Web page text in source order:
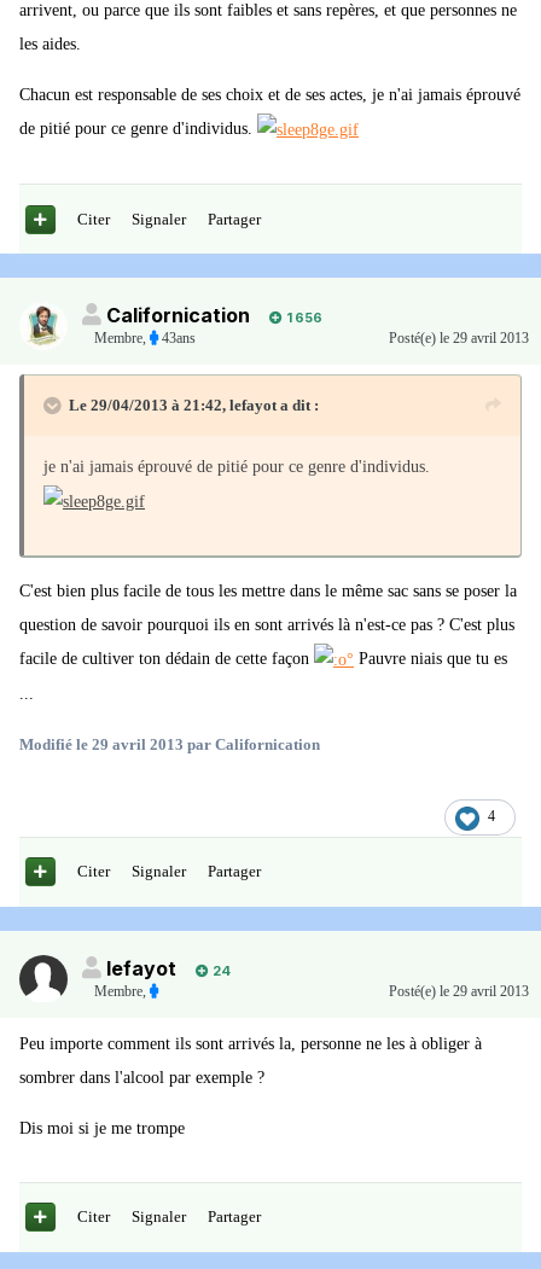
arrivent, ou parce que ils sont faibles et sans repères, et que personnes ne
les aides.
Chacun est responsable de ses choix et de ses actes, je n'ai jamais éprouvé
de pitié pour ce genre d'individus.
Citer Signaler Partager
Californication
1 656
Membre, 43ans Posté(e) le 29 avril 2013
Le 29/04/2013 à 21:42, lefayot a dit :
je n'ai jamais éprouvé de pitié pour ce genre d'individus.
C'est bien plus facile de tous les mettre dans le même sac sans se poser la
question de savoir pourquoi ils en sont arrivés là n'est-ce pas ? C'est plus
facile de cultiver ton dédain de cette façon
Pauvre niais que tu es
Modifié le 29 avril 2013 par Californication
4
Citer Signaler Partager
lefayot
24
Membre
Posté(e) le 29 avril 2013
Peu importe comment ils sont arrivés la, personne ne les à obliger à
sombrer dans l'alcool par exemple ?
Dis moi si je me trompe
Citer Signaler Partager